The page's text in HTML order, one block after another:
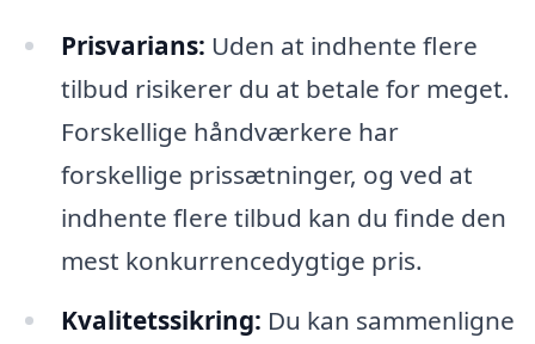
Prisvarians: Uden at indhente flere
tilbud risikerer du at betale for meget.
Forskellige håndværkere har
forskellige prissætninger, og ved at
indhente flere tilbud kan du finde den
mest konkurrencedygtige pris.
Kvalitetssikring: Du kan sammenligne